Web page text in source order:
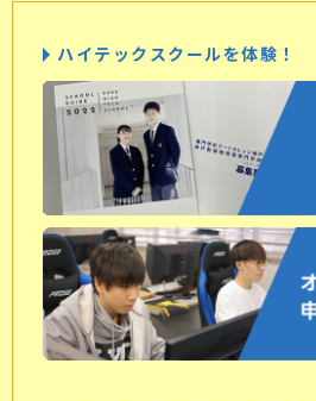
ハイテックスクールを体験！